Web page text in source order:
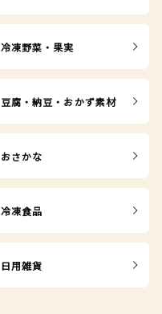
冷凍野菜・果実
豆腐・納豆・おかず素材
おさかな
冷凍食品
日用雑貨